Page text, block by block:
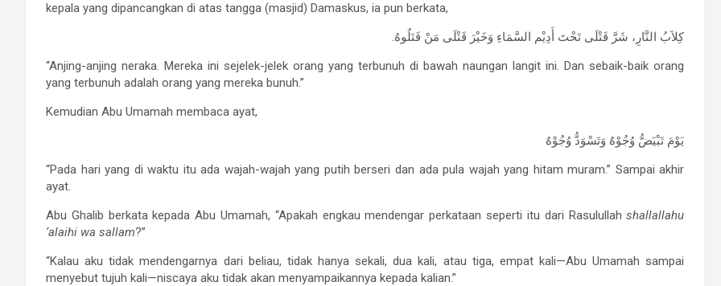
kepala yang dipancangkan di atas tangga (masjid) Damaskus, ia pun berkata,
.كِلاَبُ النَّارِ، شَرَّ قَتْلَى تَحْتَ أَدِيْم السَّمَاءِ وَخَيْرَ قَتْلَى مَنْ قَتَلُوهُ
“Anjing-anjing neraka. Mereka ini sejelek-jelek orang yang terbunuh di bawah naungan langit ini. Dan sebaik-baik orang
yang terbunuh adalah orang yang mereka bunuh.”
Kemudian Abu Umamah membaca ayat,
يَوْمَ تَبْيَضُّ وُجُوْهٌ وَتَسْوَدُّ وُجُوْهٌ
“Pada hari yang di waktu itu ada wajah-wajah yang putih berseri dan ada pula wajah yang hitam muram.” Sampai akhir
ayat.
Abu Ghalib berkata kepada Abu Umamah, “Apakah engkau mendengar perkataan seperti itu dari Rasulullahshallallahu
‘alaihi wa sallam?”
“Kalau aku tidak mendengarnya dari beliau, tidak hanya sekali, dua kali, atau tiga, empat kali—Abu Umamah sampai
menyebut tujuh kali—niscaya aku tidak akan menyampaikannya kepada kalian.”